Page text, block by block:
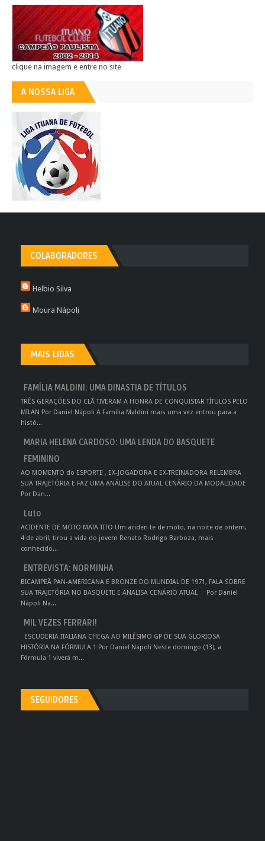
clique na imagem e entre no site
A NOSSA LIGA
COLABORADORES
Helbio Silva
Moura Nápoli
MAIS LIDAS
FAMÍLIA MALDINI: UMA DINASTIA DE TÍTULOS
TRÊS GERAÇÕES DO CLÃ TIVERAM A HONRA DE CONQUISTAR TÍTULOS PELO
MILAN Por Daniel Nápoli A Família Maldini mais uma vez entrou para a
histó...
MARIA HELENA CARDOSO: UMA LENDA DO BASQUETE
FEMININO
AO MOMENTO do ESPORTE , EX-JOGADORA E EX-TREINADORA RELEMBRA
SUA TRAJETÓRIA E FAZ UMA ANÁLISE DO ATUAL CENÁRIO DA MODALIDADE
Por Dan...
Luto
ACIDENTE DE MOTO MATA TITO Um aciden te de moto, na noite de ontem,
4 de abril, tirou a vida do jovem Renato Rodrigo Barboza, mais
conhecido...
ENTREVISTA: NORMINHA
BICAMPEÃ PAN-AMERICANA E BRONZE DO MUNDIAL DE 1971, FALA SOBRE
SUA TRAJETÓRIA NO BASQUETE E ANALISA CENÁRIO ATUAL Por Daniel
Nápoli Na...
MIL VEZES FERRARI!
ESCUDERIA ITALIANA CHEGA AO MILÉSIMO GP DE SUA GLORIOSA
HISTÓRIA NA FÓRMULA 1 Por Daniel Nápoli Neste domingo (13), a
Fórmula 1 viverá m...
SEGUIDORES